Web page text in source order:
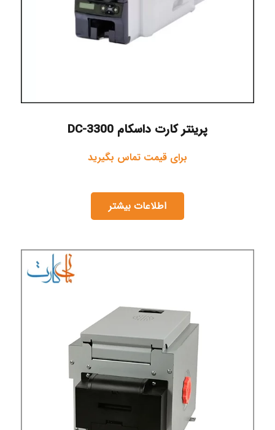
پرینتر کارت داسکام DC-3300
برای قیمت تماس بگیرید
اطلاعات بیشتر